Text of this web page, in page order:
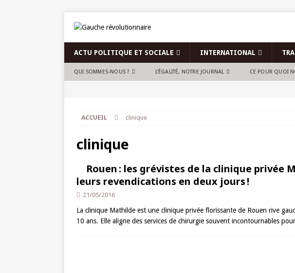
ACTU POLITIQUE ET SOCIALE INTERNATIONAL
QUI SOMMES-NOUS ? L’ÉGALITÉ, NOTRE JOURNAL CE POUR QUOI
ACCUEIL clinique
clinique
Rouen : les grévistes de la clinique privée
leurs revendications en deux jours !
21/05/2016
La clinique Mathilde est une clinique privée florissante de Rouen rive
10 ans. Elle aligne des services de chirurgie souvent incontournables